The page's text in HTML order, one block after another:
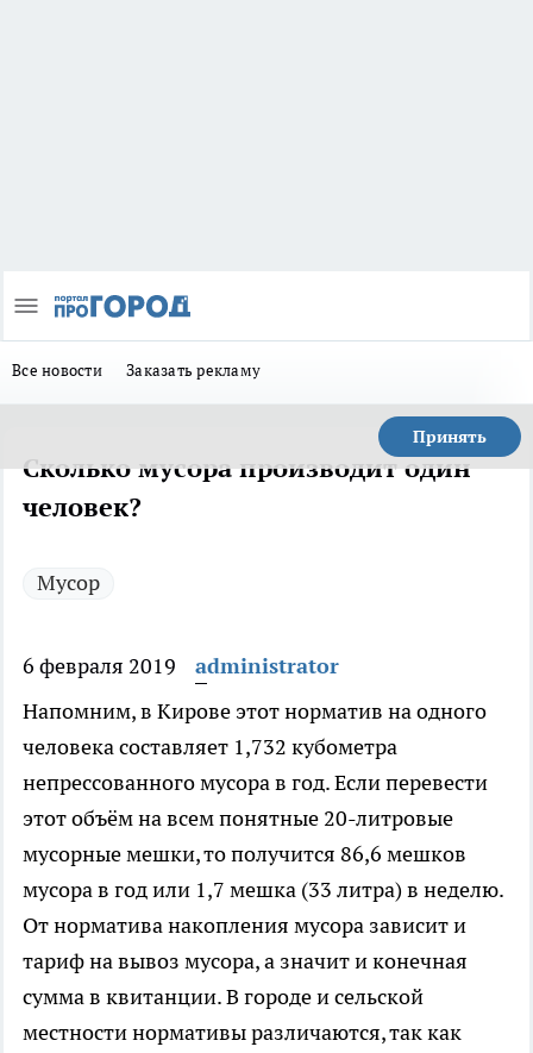
Все новости Заказать рекламу
Принять
Сколько мусора производит один
человек?
Мусор
6 февраля 2019
administrator
Напомним, в Кирове этот норматив на одного
человека составляет 1,732 кубометра
непрессованного мусора в год. Если перевести
этот объём на всем понятные 20-литровые
мусорные мешки, то получится 86,6 мешков
мусора в год или 1,7 мешка (33 литра) в неделю.
От норматива накопления мусора зависит и
тариф на вывоз мусора, а значит и конечная
сумма в квитанции. В городе и сельской
местности нормативы различаются, так как